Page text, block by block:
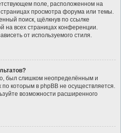
поле, расположенном на
просмотра форума или темы.
поиск, щёлкнув по ссылке
на всех страницах конференции.
от используемого стиля.
был слишком неопределённым и
которым в phpBB не осуществляется.
возможности расширенного